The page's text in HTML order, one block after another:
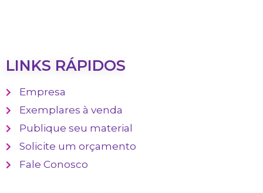
LINKS RÁPIDOS
Empresa
Exemplares à venda
Publique seu material
Solicite um orçamento
Fale Conosco